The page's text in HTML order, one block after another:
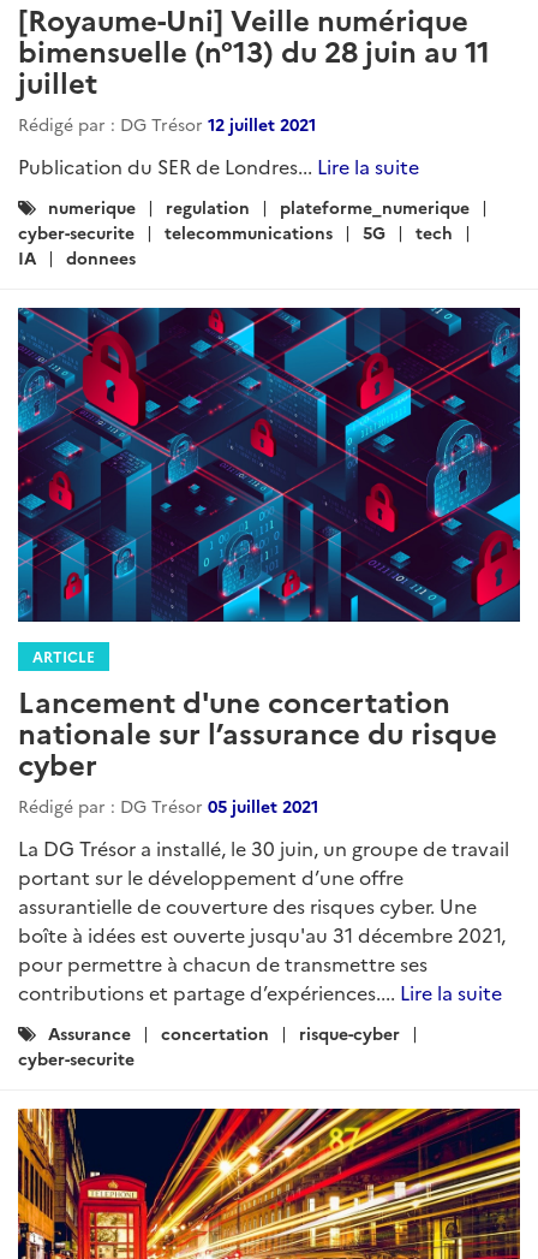
[Royaume-Uni] Veille numérique
bimensuelle (n°13) du 28 juin au 11
juillet
Rédigé par : DG Trésor 12 juillet 2021
Publication du SER de Londres... Lire la suite
Catégories
:
numerique regulation
plateforme_numerique
cyber-securite
telecommunications 5G
tech
IA
donnees
ARTICLE
Lancement d'une concertation
nationale sur l’assurance du risque
cyber
Rédigé par : DG Trésor 05 juillet 2021
La DG Trésor a installé, le 30 juin, un groupe de travail
portant sur le développement d’une offre
assurantielle de couverture des risques cyber. Une
boîte à idées est ouverte jusqu'au 31 décembre 2021,
pour permettre à chacun de transmettre ses
contributions et partage d’expériences.... Lire la suite
Catégories
:
Assurance concertation
risque-cyber
cyber-securite